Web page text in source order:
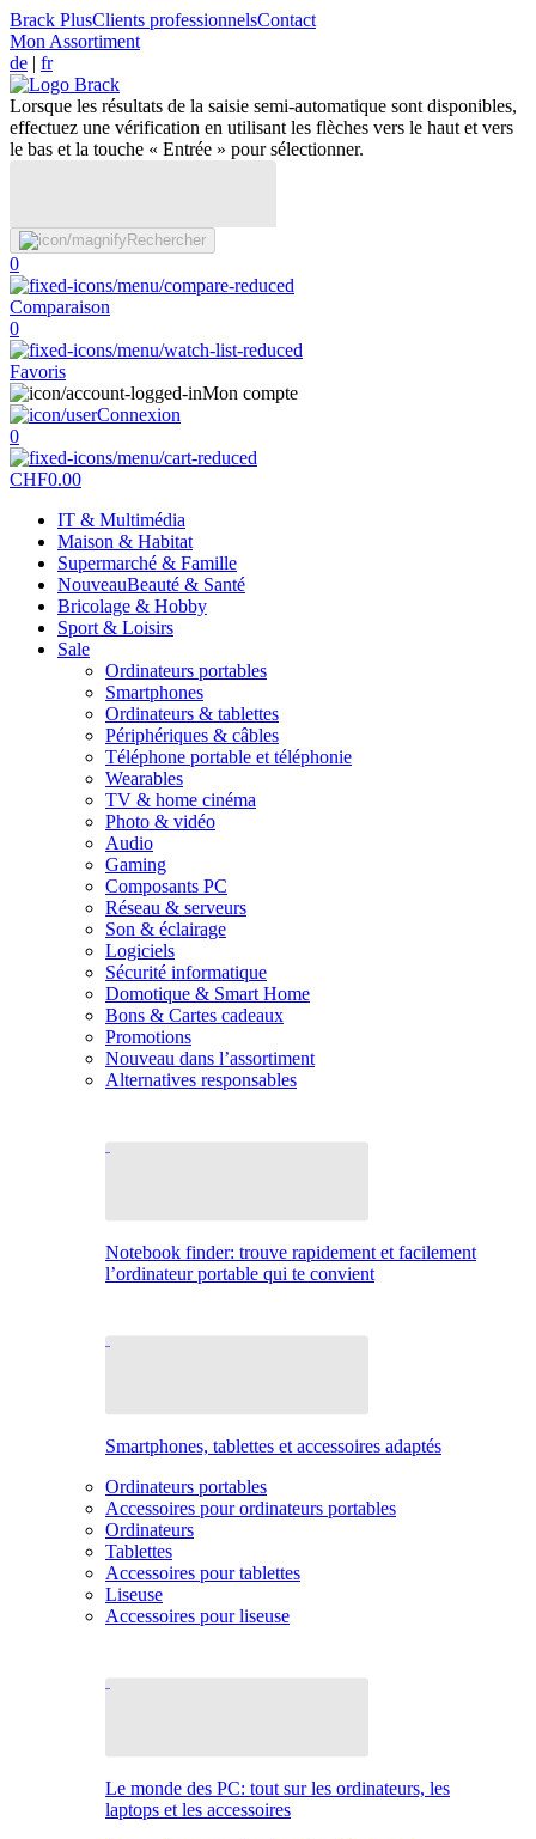
Brack PlusClients professionnelsContact
Mon Assortiment
de | fr
Lorsque les résultats de la saisie semi-automatique sont disponibles,
effectuez une vérification en utilisant les flèches vers le haut et vers
le bas et la touche « Entrée » pour sélectionner.
Rechercher
0
Comparaison
0
Favoris
Mon compte
Connexion
0
CHF0.00
IT & Multimédia
Maison & Habitat
Supermarché & Famille
NouveauBeauté & Santé
Bricolage & Hobby
Sport & Loisirs
Sale
Ordinateurs portables
Smartphones
Ordinateurs & tablettes
Périphériques & câbles
Téléphone portable et téléphonie
Wearables
TV & home cinéma
Photo & vidéo
Audio
Gaming
Composants PC
Réseau & serveurs
Son & éclairage
Logiciels
Sécurité informatique
Domotique & Smart Home
Bons & Cartes cadeaux
Promotions
Nouveau dans l’assortiment
Alternatives responsables
Notebook finder: trouve rapidement et facilement
l’ordinateur portable qui te convient
Smartphones, tablettes et accessoires adaptés
Ordinateurs portables
Accessoires pour ordinateurs portables
Ordinateurs
Tablettes
Accessoires pour tablettes
Liseuse
Accessoires pour liseuse
Le monde des PC: tout sur les ordinateurs, les
laptops et les accessoires